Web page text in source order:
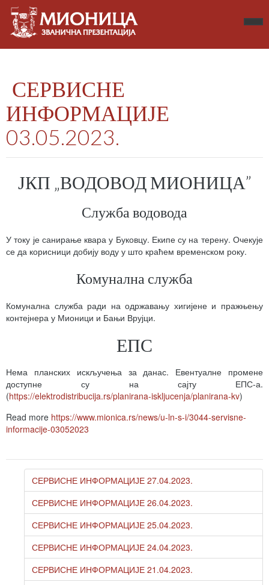
СЕРВИСНЕ
ИНФОРМАЦИЈЕ
03.05.2023.
ЈКП „ВОДОВОД МИОНИЦА”
Служба водовода
У току је санирање квара у Буковцу. Екипе су на терену. Очекује
се да корисници добију воду у што краћем временском року.
Комунална служба
Комунална служба ради на одржавању хигијене и пражњењу
контејнера у Мионици и Бањи Врујци.
ЕПС
Нема планских искључења за данас. Евентуалне промене
доступне су на сајту ЕПС-а.
(https://elektrodistribucija.rs/planirana-iskljucenja/planirana-kv)
Read more https://www.mionica.rs/news/u-ln-s-i/3044-servisne-
informacije-03052023
СЕРВИСНЕ ИНФОРМАЦИЈЕ 27.04.2023.
СЕРВИСНЕ ИНФОРМАЦИЈЕ 26.04.2023.
СЕРВИСНЕ ИНФОРМАЦИЈЕ 25.04.2023.
СЕРВИСНЕ ИНФОРМАЦИЈЕ 24.04.2023.
СЕРВИСНЕ ИНФОРМАЦИЈЕ 21.04.2023.